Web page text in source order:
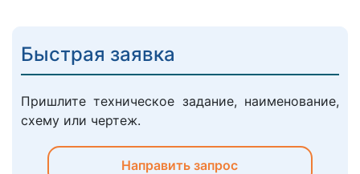
Быстрая заявка
Пришлите техническое задание, наименование,
схему или чертеж.
Направить запрос